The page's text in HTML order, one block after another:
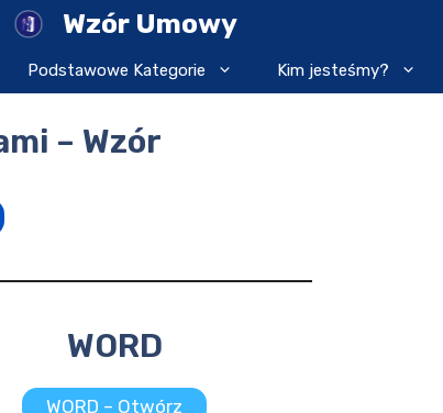
Wzór Umowy
Podstawowe Kategorie Kim jesteśmy?
– Wzór
WORD
WORD – Otwórz